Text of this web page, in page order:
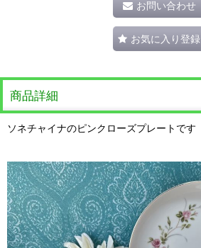
お問い合わせ
お気に入り登録
商品詳細
ソネチャイナのピンクローズプレートです